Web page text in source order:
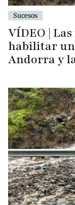
Sucesos
VÍDEO |
habilitar
Andorra y